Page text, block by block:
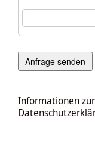
Informationen